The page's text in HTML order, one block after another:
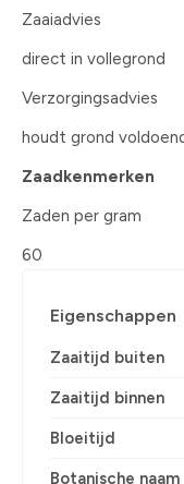
Zaaiadvies
direct in vollegrond
Verzorgingsadvies
houdt grond
Zaadkenmerken
Zaden per gram
60
Eigenschappen
Zaaitijd buiten
Zaaitijd binnen
Bloeitijd
Botanische naam